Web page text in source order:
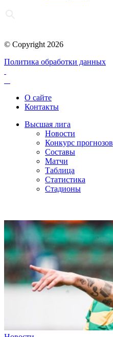
© Copyright 2026
Политика обработки данных
О сайте
Контакты
Высшая лига
Новости
Конкурс прогнозов
Составы
Матчи
Таблица
Статистика
Стадионы